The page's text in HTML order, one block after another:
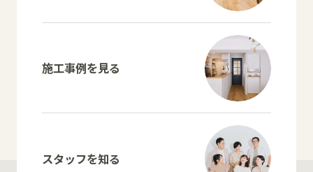
施工事例を見る
スタッフを知る